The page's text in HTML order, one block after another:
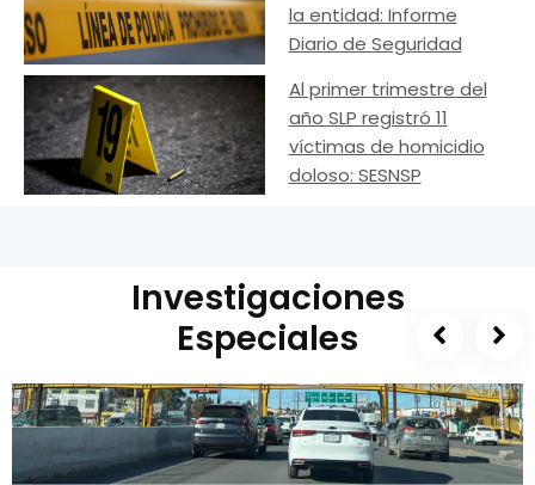
la entidad: Informe
Diario de Seguridad
Al primer trimestre del
año SLP registró 11
víctimas de homicidio
doloso: SESNSP
Investigaciones
Especiales